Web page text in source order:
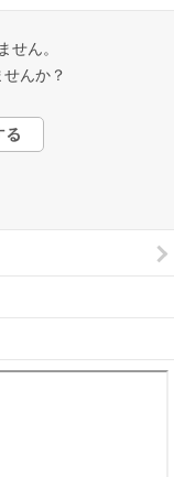
せん。
んか？